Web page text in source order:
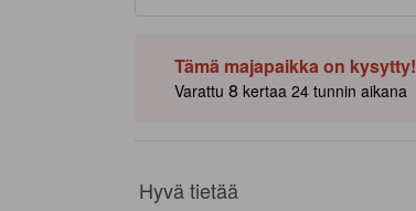
Tämä majapaikka on kysytty!
Varattu 8 kertaa 24 tunnin aikana
Hyvä tietää